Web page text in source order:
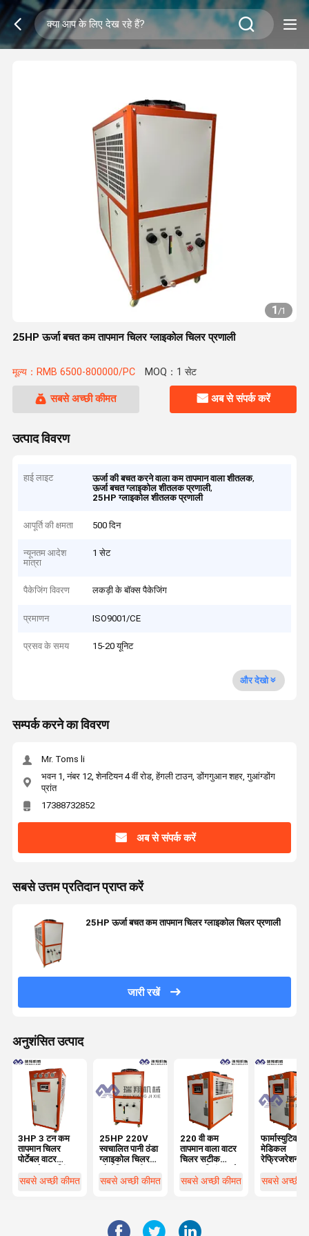
1/1
25HP ऊर्जा बचत कम तापमान चिलर ग्लाइकोल चिलर प्रणाली
मूल्य：RMB 6500-800000/PC MOQ：1 सेट
सबसे अच्छी कीमत अब से संपर्क करें
उत्पाद विवरण
हाई लाइट ऊर्जा की बचत करने वाला कम तापमान वाला शीतलक,
ऊर्जा बचत ग्लाइकोल शीतलक प्रणाली,
25HP ग्लाइकोल शीतलक प्रणाली
आपूर्ति की क्षमता 500 दिन
न्यूनतम आदेश
मात्रा
1 सेट
पैकेजिंग विवरण लकड़ी के बॉक्स पैकेजिंग
प्रमाणन ISO9001/CE
प्रसव के समय 15-20 यूनिट
और देखो
सम्पर्क करने का विवरण
Mr. Toms li
भवन 1, नंबर 12, शेनटियन 4 वीं रोड, हेंगली टाउन, डोंगगुआन शहर, गुआंग्डोंग
प्रांत
17388732852
अब से संपर्क करें
सबसे उत्तम प्रतिदान प्राप्त करें
25HP ऊर्जा बचत कम तापमान चिलर ग्लाइकोल चिलर प्रणाली
जारी रखें
अनुशंसित उत्पाद
3HP 3 टन कम
तापमान चिलर
पोर्टेबल वाटर
सिस्टम
सबसे अच्छी कीमत
25HP 220V
स्वचालित पानी ठंडा
ग्लाइकोल चिलर
चिलर
सबसे अच्छी कीमत
220 वी कम
तापमान वाला वाटर
चिलर सटीक
लिए पर्यावरण के
सबसे अच्छी कीमत
फार्मास्युटिकल
मेडिकल
रेफ्रिजरेशन के
तापमान चिलर
सबसे अच्छी